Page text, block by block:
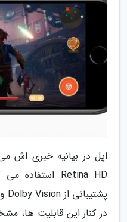
در کنار این قابلیت ها،